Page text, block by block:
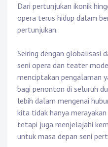
Dari pertunjukan ikonik
opera terus hidup dalam
pertunjukan.
Seiring dengan globalisasi
seni opera dan teater
menciptakan pengalaman
bagi penonton di seluruh
lebih dalam mengenai
kita tidak hanya
tetapi juga menjelajahi
untuk masa depan seni